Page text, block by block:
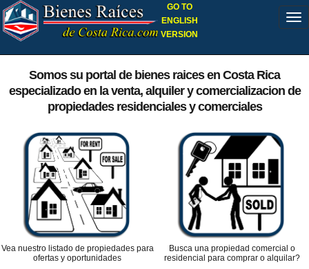
GO TO
ENGLISH
VERSION
Somos su portal de bienes raices en Costa Rica
especializado en la venta, alquiler y comercializacion de
propiedades residenciales y comerciales
Vea nuestro listado de propiedades para
ofertas y oportunidades
Busca una propiedad comercial o
residencial para comprar o alquilar?